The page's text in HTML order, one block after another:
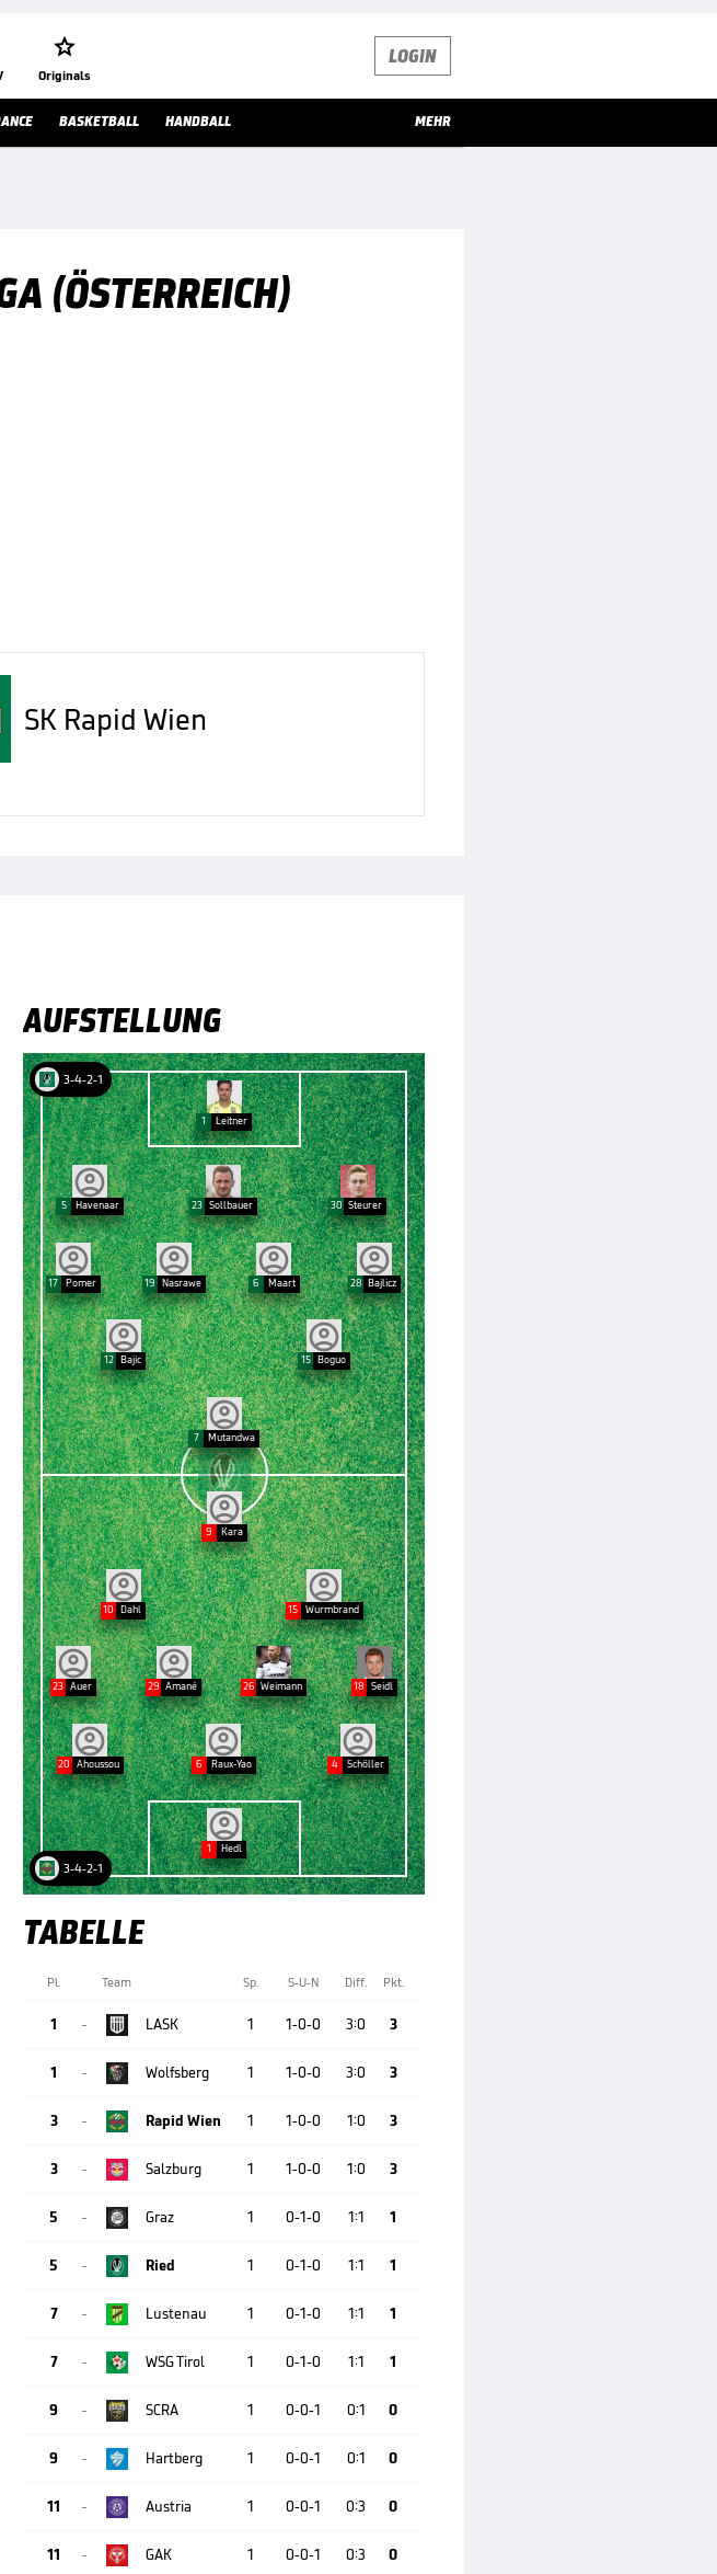

Originals
LOGIN
BASKETBALL HANDBALL MEHR
(ÖSTERREICH)
SK Rapid Wien
AUFSTELLUNG
3-4-2-1
3-4-2-1
1 Hedl
1 Leitner
5 Havenaar 23 Sollbauer 30 Steurer
17 Pomer 19 Nasrawe 6 Maart 28 Bajlicz
12 Bajic 15 Boguo
7 Mutandwa
9 Kara
10 Dahl 15 Wurmbrand
23 Auer 29 Amané 26 Weimann 18 Seidl
20 Ahoussou 6 Raux-Yao 4 Schöller
TABELLE
Pl. Team Sp. S-U-N Diff. Pkt.
1  LASK 1 1-0-0 3:0 3
1  Wolfsberg 1 1-0-0 3:0 3
3  Rapid Wien 1 1-0-0 1:0 3
3  Salzburg 1 1-0-0 1:0 3
5  Graz 1 0-1-0 1:1 1
5  Ried 1 0-1-0 1:1 1
7  Lustenau 1 0-1-0 1:1 1
7  WSG Tirol 1 0-1-0 1:1 1
9  SCRA 1 0-0-1 0:1 0
9  Hartberg 1 0-0-1 0:1 0
11  Austria 1 0-0-1 0:3 0
11  GAK 1 0-0-1 0:3 0